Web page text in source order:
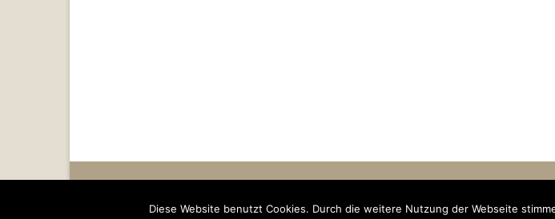
Startseite Termine Mitarbeit Unterstützung
© 2026 ZEDAKAH - WordPress Theme byKadence WP
Diese Website benutzt Cookies. Durch die weitere Nutzung der Webseite